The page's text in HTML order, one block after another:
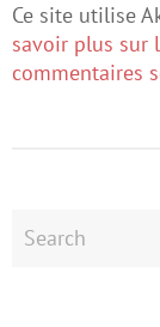
Ce site utilise
savoir plus sur
commentaires